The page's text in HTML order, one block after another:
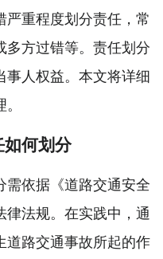
严重程度划分责任，常
多方过错等。责任划分
人权益。本文将详细
如何划分
需依据《道路交通安全
律法规。在实践中，通
道路交通事故所起的作